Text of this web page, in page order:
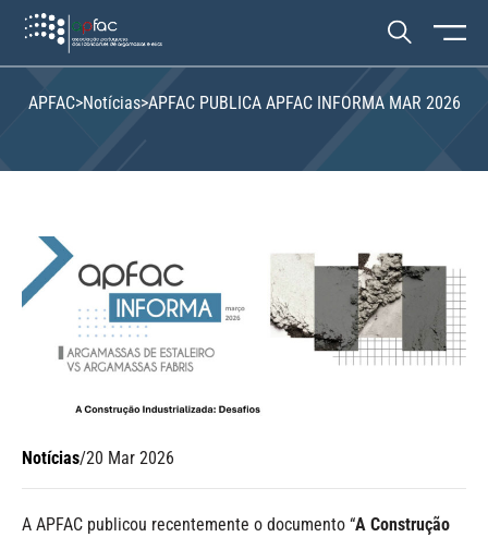
APFAC>Notícias>APFAC PUBLICA APFAC INFORMA MAR 2026
Notícias/20 Mar 2026
A APFAC publicou recentemente o documento “A Construção